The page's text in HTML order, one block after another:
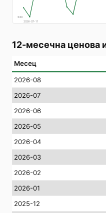
€80
2026-07-11
12-месечна ценова
Месец
2026-08
2026-07
2026-06
2026-05
2026-04
2026-03
2026-02
2026-01
2025-12